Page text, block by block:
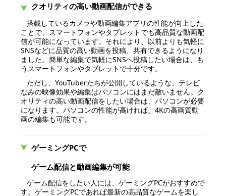
クオリティの高い動画配信ができる
搭載しているカメラや動画編集アプリの性能が向上した
ことで、スマートフォンやタブレットでも高品質な動画配
信が可能になっています。それにより、以前よりも気軽に
SNSなどに品質の高い動画を投稿、共有できるようになり
ました。簡単な編集で気軽にSNSへ投稿したい場合は、も
うスマートフォンやタブレットで十分です。
ただし、YouTuberたちが公開しているような、テレビ
なみの映像効果や編集はパソコンにはまだ敵いません。ク
オリティの高い動画配信をしたい場合は、パソコンが必要
になります。パソコンの性能が高ければ、4Kの高画質動
画の編集も可能です。
ゲーミングPCで
ゲーム配信と動画編集が可能
ゲーム配信をしたい人には、ゲーミングPCがおすすめで
す。ゲーミングPCであれば最新の高品質なゲームを楽し